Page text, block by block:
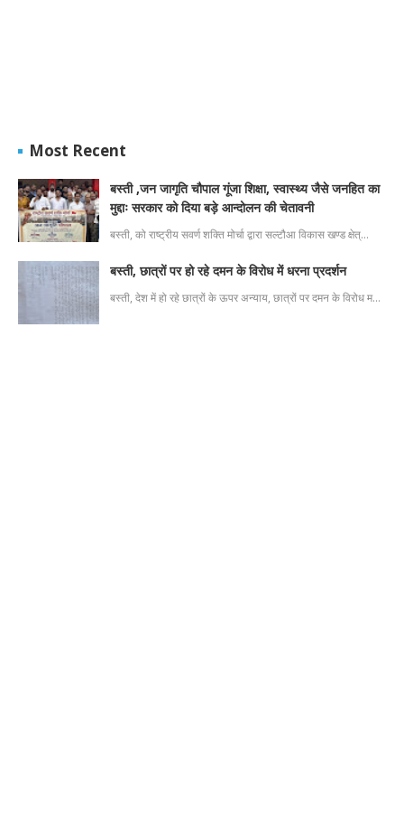
Most Recent
बस्ती ,जन जागृति चौपाल गूंजा शिक्षा, स्वास्थ्य जैसे जनहित का
मुद्दाः सरकार को दिया बड़े आन्दोलन की चेतावनी
बस्ती, को राष्ट्रीय सवर्ण शक्ति मोर्चा द्वारा सल्टौआ विकास खण्ड क्षेत्…
बस्ती, छात्रों पर हो रहे दमन के विरोध में धरना प्रदर्शन
बस्ती, देश में हो रहे छात्रों के ऊपर अन्याय, छात्रों पर दमन के विरोध म…